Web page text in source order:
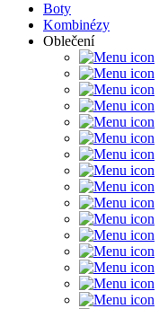
Boty
Kombinézy
Oblečení